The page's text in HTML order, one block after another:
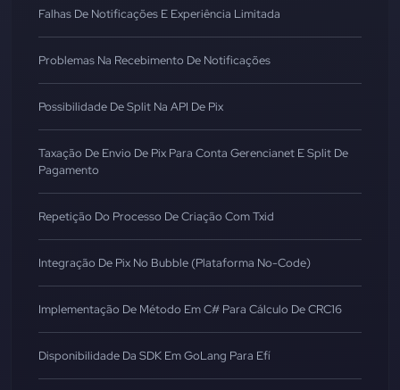
Falhas De Notificações E Experiência Limitada
Problemas Na Recebimento De Notificações
Possibilidade De Split Na API De Pix
Taxação De Envio De Pix Para Conta Gerencianet E Split De
Pagamento
Repetição Do Processo De Criação Com Txid
Integração De Pix No Bubble (Plataforma No-Code)
Implementação De Método Em C# Para Cálculo De CRC16
Disponibilidade Da SDK Em GoLang Para Efí